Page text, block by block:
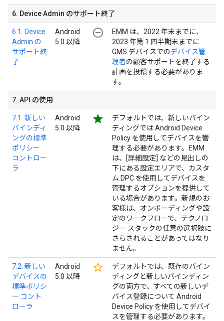
6. Device Admin のサポート終了
6.1. Device
Admin の
サポート終
了
Android
5.0 以降
remove_circle_outline
EMM は、2022 年末までに、
2023 年第 1 四半期末までに
GMS デバイスでのデバイス管
理者の顧客サポートを終了する
計画を投稿する必要がありま
す。
7. API の使用
7.1. 新しい
バインディ
ングの標準
ポリシー
コントロー
ラ
Android
5.0 以降
star
デフォルトでは、新しいバイン
ディングでは Android Device
Policy を使用してデバイスを管
理する必要があります。EMM
は、[詳細設定] などの見出しの
下にある設定エリアで、カスタ
ム DPC を使用してデバイスを
管理するオプションを提供して
いる場合があります。新規のお
客様は、オンボーディングや設
定のワークフローで、テクノロ
ジー スタックの任意の選択肢に
さらされることがあってはなり
ません。
7.2. 新しい
デバイスの
標準ポリシ
ー コント
ローラ
Android
5.0 以降
star_border
デフォルトでは、既存のバイン
ディングと新しいバインディン
グの両方で、すべての新しいデ
バイス登録について Android
Device Policy を使用してデバイ
スを管理する必要があります。